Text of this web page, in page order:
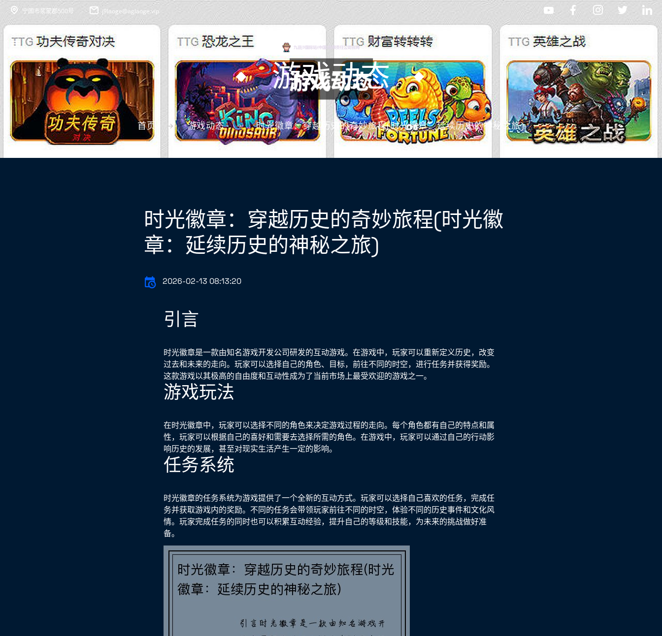
宁国市浆蒙郡500号 j9laoge@aglaoge.vip
游戏动态
首页 游戏动态 时光徽章：穿越历史的奇妙旅程(时光徽章：延续历史的神秘之旅)
时光徽章：穿越历史的奇妙旅程(时光徽
章：延续历史的神秘之旅)
2026-02-13 08:13:20
引言
时光徽章是一款由知名游戏开发公司研发的互动游戏。在游戏中，玩家可以重新定义历史，改变
过去和未来的走向。玩家可以选择自己的角色、目标，前往不同的时空，进行任务并获得奖励。
这款游戏以其极高的自由度和互动性成为了当前市场上最受欢迎的游戏之一。
游戏玩法
在时光徽章中，玩家可以选择不同的角色来决定游戏过程的走向。每个角色都有自己的特点和属
性，玩家可以根据自己的喜好和需要去选择所需的角色。在游戏中，玩家可以通过自己的行动影
响历史的发展，甚至对现实生活产生一定的影响。
任务系统
时光徽章的任务系统为游戏提供了一个全新的互动方式。玩家可以选择自己喜欢的任务，完成任
务并获取游戏内的奖励。不同的任务会带领玩家前往不同的时空，体验不同的历史事件和文化风
情。玩家完成任务的同时也可以积累互动经验，提升自己的等级和技能，为未来的挑战做好准
备。